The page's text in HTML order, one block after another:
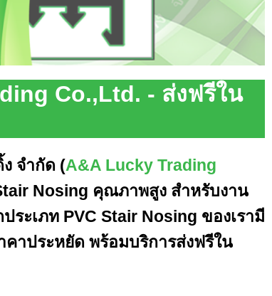
Co.,Ltd. - ส่งฟรีใน
จำกัด (A&A Lucky Trading
Nosing คุณภาพสูง สำหรับงาน
ระเภท PVC Stair Nosing ของเรามี
าประหยัด พร้อมบริการส่งฟรีใน